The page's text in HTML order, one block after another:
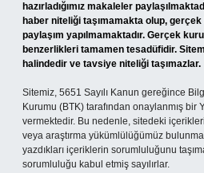
hazırladığımız makaleler
haber niteliği taşımamakta olup,
paylaşım yapılmamaktadır. Gerçek
benzerlikleri tamamen tesadüfidir.
halindedir ve tavsiye niteliği taşımazlar.
Sitemiz, 5651 Sayılı Kanun gereğince
Kurumu (BTK) tarafından onaylanmış bir
vermektedir. Bu nedenle, sitedeki
veya araştırma yükümlülüğümüz
yazdıkları içeriklerin sorumluluğunu
sorumluluğu kabul etmiş sayılırlar.